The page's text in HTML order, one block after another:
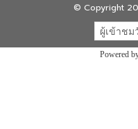
© Copyright
ผู้เข้าช
Powered